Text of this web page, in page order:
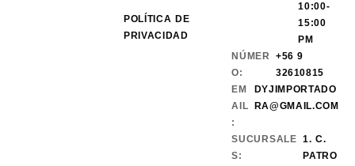
POLÍTICA DE
PRIVACIDAD
10:00-
15:00
PM
NÚMER
O:
+56 9
32610815
EM
AIL
:
DYJIMPORTADO
RA@GMAIL.COM
SUCURSALE
S:
1. C.
PATRO